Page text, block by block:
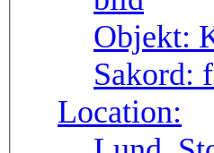
Objekt:
Sakord:
Location: